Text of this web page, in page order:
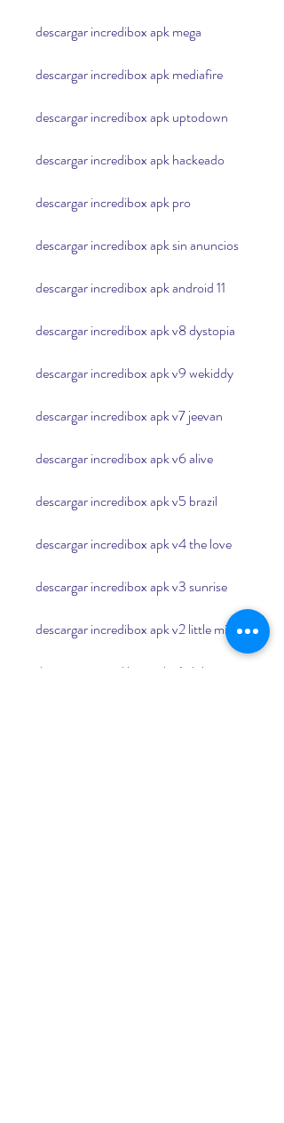
descargar incredibox apk mega
descargar incredibox apk mediafire
descargar incredibox apk uptodown
descargar incredibox apk hackeado
descargar incredibox apk pro
descargar incredibox apk sin anuncios
descargar incredibox apk android 11
descargar incredibox apk v8 dystopia
descargar incredibox apk v9 wekiddy
descargar incredibox apk v7 jeevan
descargar incredibox apk v6 alive
descargar incredibox apk v5 brazil
descargar incredibox apk v4 the love
descargar incredibox apk v3 sunrise
descargar incredibox apk v2 little miss
descargar incredibox apk v1 alpha